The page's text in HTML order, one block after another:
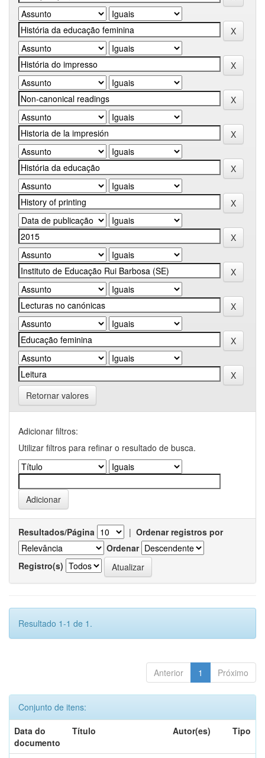
Retornar valores
Adicionar filtros:
Utilizar filtros para refinar o resultado de busca.
Resultados/Página | Ordenar registros por
Ordenar
Registro(s)
Resultado 1-1 de 1.
Anterior 1 Próximo
Conjunto de itens:
Data do
documento
Título Autor(es) Tipo